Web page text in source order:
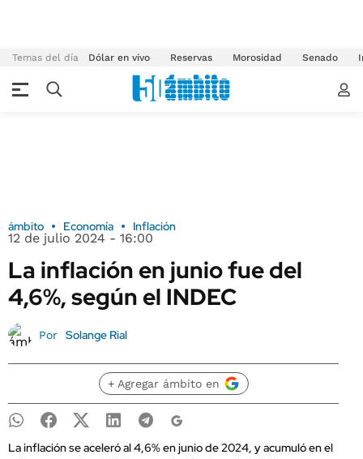
Temas del día Dólar en vivo Reservas Morosidad Senado
ámbito Economía Inflación
12 de julio 2024 - 16:00
La inflación en junio fue del
4,6%, según el INDEC
Por Solange Rial
+ Agregar ámbito en
La inflación se aceleró al 4,6% en junio de 2024, y acumuló en el